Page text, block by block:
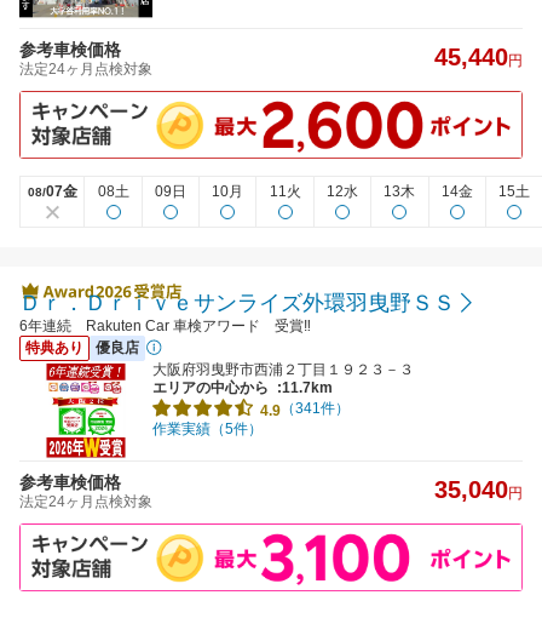
参考車検価格
法定24ヶ月点検対象 45,440円
08/07金 08土 09日 10月 11火 12水 13木 14金 15土
Ｄｒ．Ｄｒｉｖｅサンライズ外環羽曳野ＳＳ
6年連続 Rakuten Car 車検アワード 受賞‼
特典あり
優良店
大阪府羽曳野市西浦２丁目１９２３－３
エリアの中心から
:11.7km
4.9 （341件）
作業実績（5件）
参考車検価格
法定24ヶ月点検対象 35,040円